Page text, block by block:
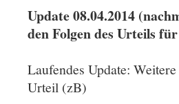
Update 08.04.2014
den Folgen des Urteils
Laufendes Update:
Urteil (zB)